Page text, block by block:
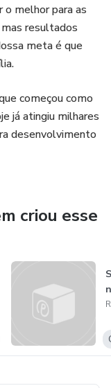
melhor para as
resultados
meta é que
começou como
já atingiu milhares
desenvolvimento
criou esse